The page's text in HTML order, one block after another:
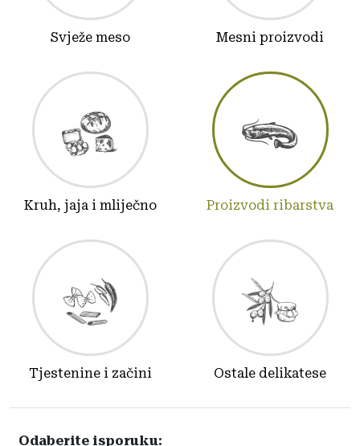
Svježe meso Mesni proizvodi
Kruh, jaja i mliječno Proizvodi ribarstva
Tjestenine i začini Ostale delikatese
Odaberite isporuku: